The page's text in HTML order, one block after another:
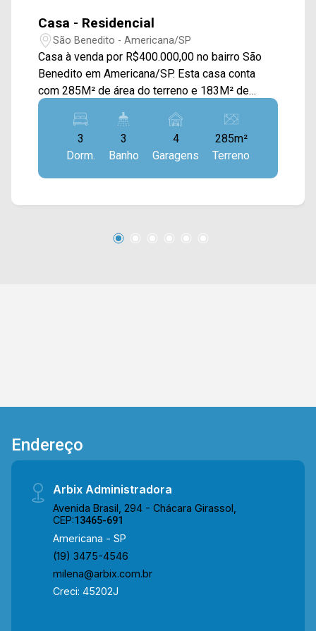
Casa - Residencial
São Benedito - Americana/SP
Casa à venda por R$400.000,00 no bairro São
Benedito em Americana/SP. Esta casa conta
com 285M² de área do terreno e 183M² de
construção, sendo disposta em uma ampla sala
de estar e jantar, uma espaçosa cozinha com
planejados, um grande quintal e uma área de
serviço coberta. > 03 dormitórios; > 03
banheiros, sendo 01 lavabo e 02 sociais; > 04
localizado próximo a Av. Dr. José Barreto Pinto,
3
Dorm.
3
Banho
4
Garagens
285m²
Terreno
Endereço
Arbix Administradora
Avenida Brasil, 294 - Chácara Girassol,
CEP:13465-691
Americana - SP
(19) 3475-4546
milena@arbix.com.br
Creci: 45202J